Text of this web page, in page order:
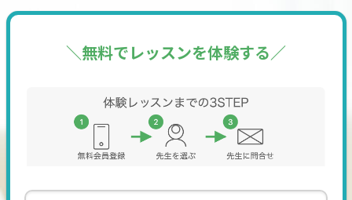
・お絵描きソフトの色んな機能を使ってみたい（便利な機能
・色塗りが上手になりたい（陰影やハイライト、パーツごと
・アナログの画材で上手に描けるようになりたい（コピック
や色鉛筆など）
・絵の上達を通じて日々をより充実したものにしたい
＼無料でレッスンを体験する／